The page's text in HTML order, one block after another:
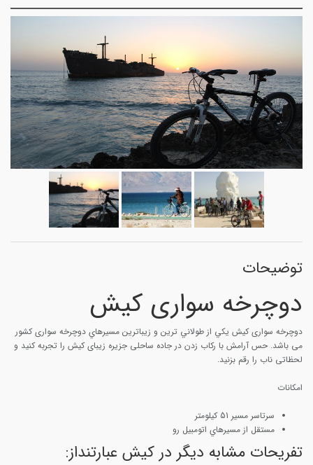
توضیحات
دوچرخه سواری کیش
دوچرخه سواری کیش يكي از طولاني ترين و زيباترين مسيرهاي دوچرخه سواری کشور
می باشد. حس آرامش با رکاب زدن در جاده ساحلی جزیره زیبای کیش را تجربه کنید و
لحظاتی ناب را رقم بزنید.
امکانات
سرتاسر مسير 51 كيلومتر
مستقل از مسيرهاي اتومبيل رو
تفریحات مشابه دیگر در کیش عبارتنداز: